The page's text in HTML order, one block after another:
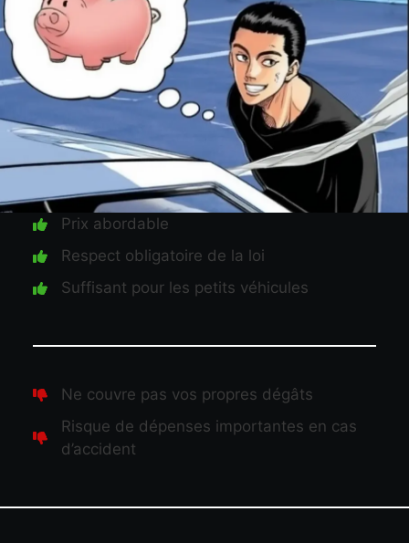
Prix abordable
Respect obligatoire de la loi
Suffisant pour les petits véhicules
Ne couvre pas vos propres dégâts
Risque de dépenses importantes en cas
d’accident